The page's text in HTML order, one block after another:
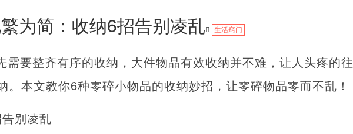
为简：收纳6招告别凌乱 生活窍门
需要整齐有序的收纳，大件物品有效收纳并不难，让人头疼的往
。本文教你6种零碎小物品的收纳妙招，让零碎物品零而不乱！
别凌乱